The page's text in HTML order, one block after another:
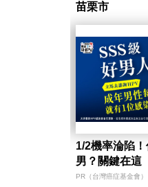
苗栗市
1/2機率淪陷
男？關鍵在這
PR（台灣癌症基金會）